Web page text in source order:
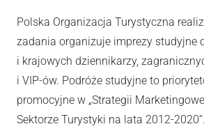
Polska Organizacja Turystyczna
zadania organizuje imprezy studyjne
i krajowych dziennikarzy,
i VIP-ów. Podróże studyjne to
promocyjne w „Strategii
Sektorze Turystyki na lata 2012-